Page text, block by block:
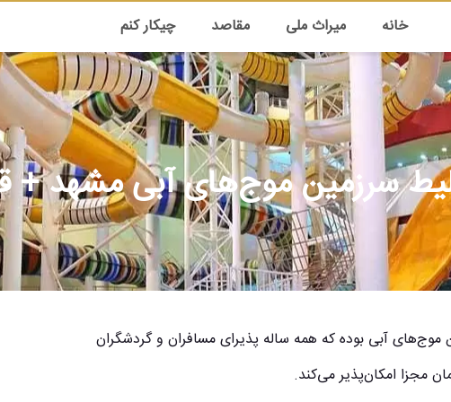
خانه میراث ملی مقاصد چیکار کنم
سرزمین موج‌های آبی مشهد +
آبی بوده که همه ساله پذیرای مسافران و گردشگران
مجزا امکان‌پذیر می‌کند.